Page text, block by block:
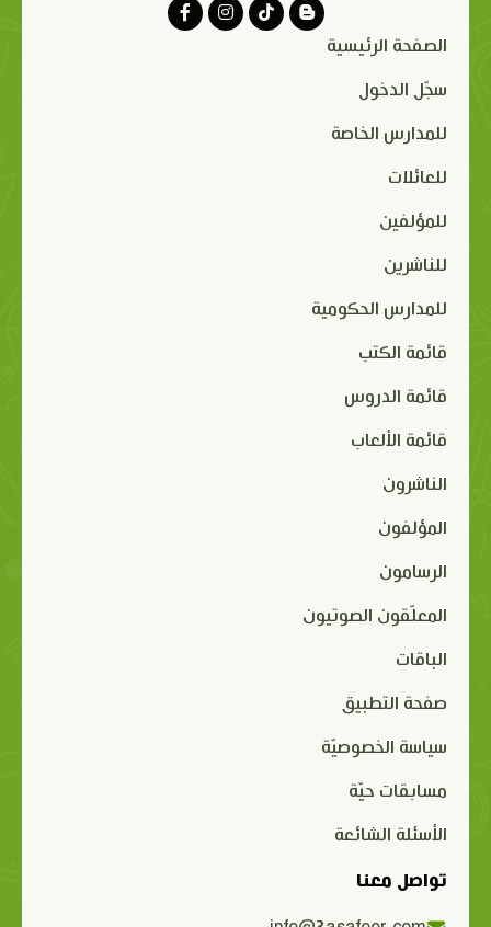
الصفحة الرئيسية
سجّل الدخول
للمدارس الخاصة
للعائلات
للمؤلفين
للناشرين
للمدارس الحكومية
قائمة الكتب
قائمة الدروس
قائمة الألعاب
الناشرون
المؤلفون
الرسامون
المعلّقون الصوتيون
الباقات
صفحة التطبيق
سياسة الخصوصيّة
مسابقات حيّة
الأسئلة الشائعة
تواصل معنا